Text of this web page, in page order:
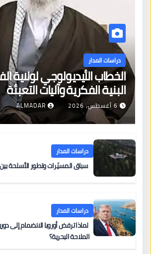
دراسات المدار
الخطاب الأيديولوجي لولاية
البنية الفكرية وآليات التعبئة
6 أغسطس، 2026 ALMADAR
دراسات المدار
سباق المسيّرات وتطور الأسلحة بين
دراسات المدار
لماذا ترفض أوروبا الانضمام إلى
الملاحة البحرية؟